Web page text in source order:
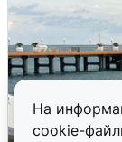
На
cookie-